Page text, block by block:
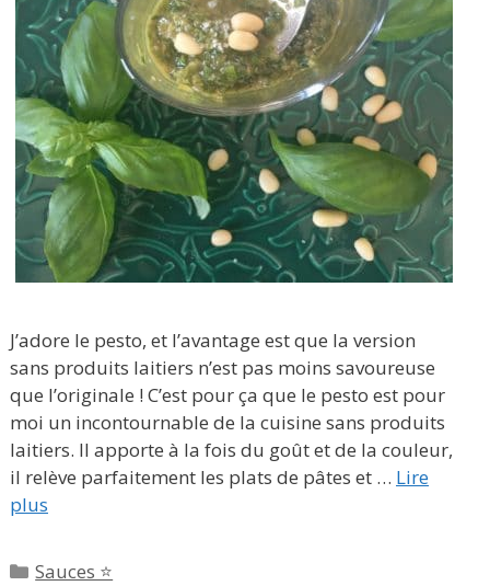
J’adore le pesto, et l’avantage est que la version
sans produits laitiers n’est pas moins savoureuse
que l’originale ! C’est pour ça que le pesto est pour
moi un incontournable de la cuisine sans produits
laitiers. Il apporte à la fois du goût et de la couleur,
il relève parfaitement les plats de pâtes et … Lire
plus
Catégories
Sauces ⭐